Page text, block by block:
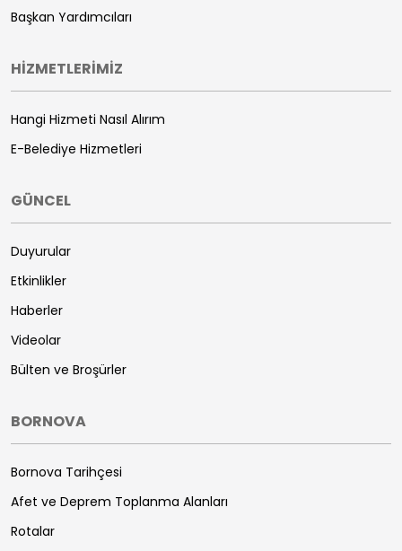
Başkan Yardımcıları
HİZMETLERİMİZ
Hangi Hizmeti Nasıl Alırım
E-Belediye Hizmetleri
GÜNCEL
Duyurular
Etkinlikler
Haberler
Videolar
Bülten ve Broşürler
BORNOVA
Bornova Tarihçesi
Afet ve Deprem Toplanma Alanları
Rotalar